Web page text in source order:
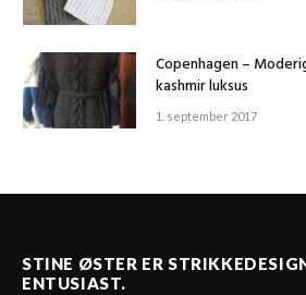
Copenhagen –
kashmir luksus
1. september 2017
STINE ØSTER ER
ENTUSIAST.